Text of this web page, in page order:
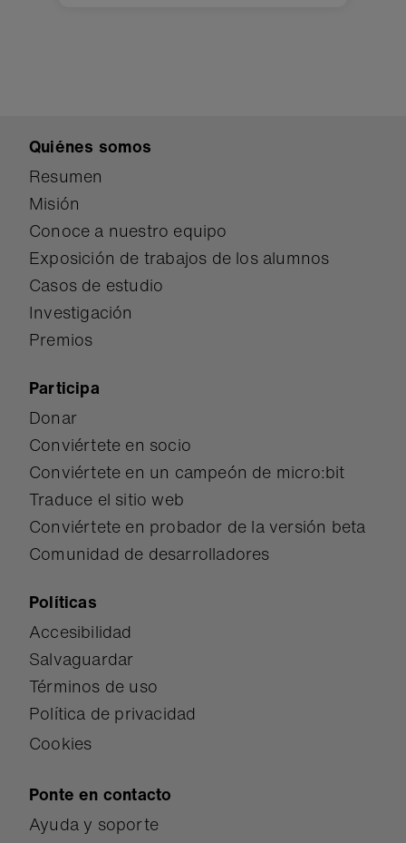
Quiénes somos
Resumen
Misión
Conoce a nuestro equipo
Exposición de trabajos de los alumnos
Casos de estudio
Investigación
Premios
Participa
Donar
Conviértete en socio
Conviértete en un campeón de micro:bit
Traduce el sitio web
Conviértete en probador de la versión beta
Comunidad de desarrolladores
Políticas
Accesibilidad
Salvaguardar
Términos de uso
Política de privacidad
Cookies
Ponte en contacto
Ayuda y soporte